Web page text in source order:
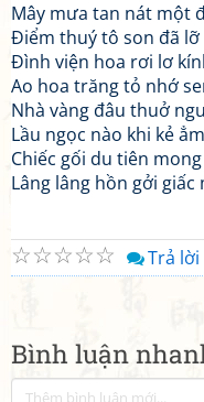
Bình luận
Mây mưa tan nát một
Điểm thuý tô son đã lỡ
Đình viện hoa rơi lơ
Ao hoa trăng tỏ nhớ
Nhà vàng đâu thuở
Lầu ngọc nào khi kẻ
Chiếc gối du tiên
Lâng lâng hồn gởi giấc
☆
☆
☆
☆
☆ Trả lời